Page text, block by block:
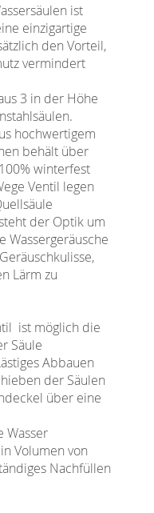
ist
einzigartige
den Vorteil,
vermindert
3 in der Höhe
hochwertigem
behält über
winterfest
Ventil legen
der Optik um
Wassergeräusche
Lärm zu
ist möglich die
Säule
Abbauen
der Säulen
über eine
Wasser
Volumen von
Nachfüllen